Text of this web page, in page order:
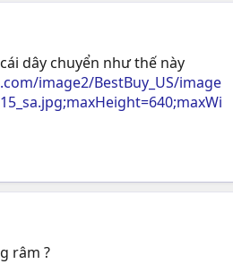
dây chuyển như thế này
image2/BestBuy_US/image
râm ?